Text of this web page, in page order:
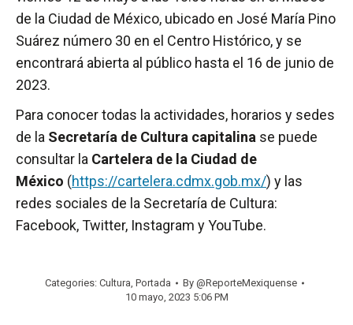
de la Ciudad de México, ubicado en José María Pino
Suárez número 30 en el Centro Histórico, y se
encontrará abierta al público hasta el 16 de junio de
2023.
Para conocer todas la actividades, horarios y sedes
de la Secretaría de Cultura capitalina se puede
consultar la Cartelera de la Ciudad de
México (https://cartelera.cdmx.gob.mx/) y las
redes sociales de la Secretaría de Cultura:
Facebook, Twitter, Instagram y YouTube.
Categories: Cultura, Portada By @ReporteMexiquense
10 mayo, 2023 5:06 PM